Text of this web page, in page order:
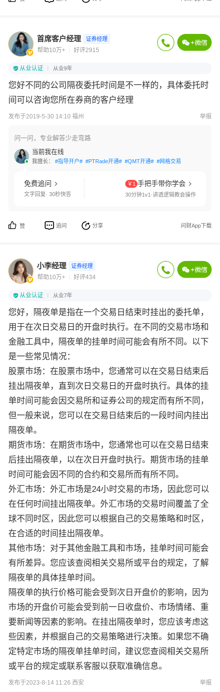
首席客户经理 证券经理
帮助10万+ 好评2915
从业认证 从业9年
您好不同的公司隔夜委托时间是不一样的，具体委托时
间可以咨询您所在券商的客户经理
发布于2019-5-30 14:10 福州 举报
问一问，专业解答少走弯路
当前我在线
我擅长： #指导开户# #PTRade开通# #QMT开通# #网格交易#
免费追问
文字回复· 30秒快答
￥1 手把手带你学会
30分钟1v1·讲透逻辑教会操作
赞 追问 分享 问财App下载
小李经理 证券经理
帮助10万+ 好评434
从业认证 从业7年
您好，隔夜单是指在一个交易日结束时挂出的委托单，
用于在次日交易日的开盘时执行。在不同的交易市场和
金融工具中，隔夜单的挂单时间可能会有所不同。以下
是一些常见情况：
股票市场：在股票市场中，您通常可以在交易日结束后
挂出隔夜单，直到次日交易日的开盘时执行。具体的挂
单时间可能会因交易所和证券公司的规定而有所不同，
但一般来说，您可以在交易日结束后的一段时间内挂出
隔夜单。
期货市场：在期货市场中，您通常也可以在交易日结束
后挂出隔夜单，以在次日开盘时执行。期货市场的挂单
时间可能会因不同的合约和交易所而有所不同。
外汇市场：外汇市场是24小时交易的市场，因此您可以
在任何时间挂出隔夜单。外汇市场的交易时间覆盖了全
球不同时区，因此您可以根据自己的交易策略和时区，
在合适的时间挂出隔夜单。
其他市场：对于其他金融工具和市场，挂单时间可能会
有所差异。您应该查阅相关交易所或平台的规定，了解
隔夜单的具体挂单时间。
隔夜单的执行价格可能会受到次日开盘价的影响，因为
市场的开盘价可能会受到前一日收盘价、市场情绪、重
要新闻等因素的影响。在挂出隔夜单时，您应该考虑这
些因素，并根据自己的交易策略进行决策。如果您不确
定特定市场的隔夜单挂单时间，建议您查阅相关交易所
或平台的规定或联系客服以获取准确信息。
发布于2023-8-14 11:26 西安 举报